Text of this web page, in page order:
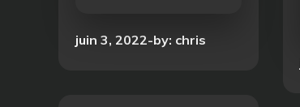
Posted
juin 3, 2022 by: chris